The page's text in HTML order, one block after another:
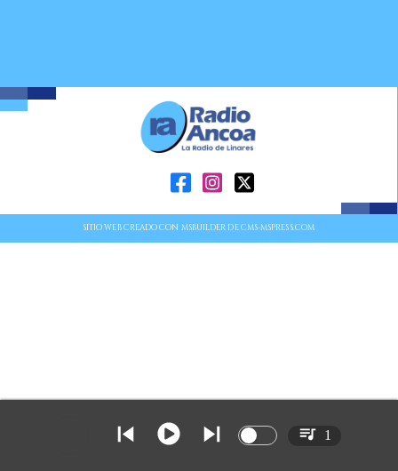
SITIO WEB CREADO CON MSBUILDER DE CMS-MSPRESS.COM
1